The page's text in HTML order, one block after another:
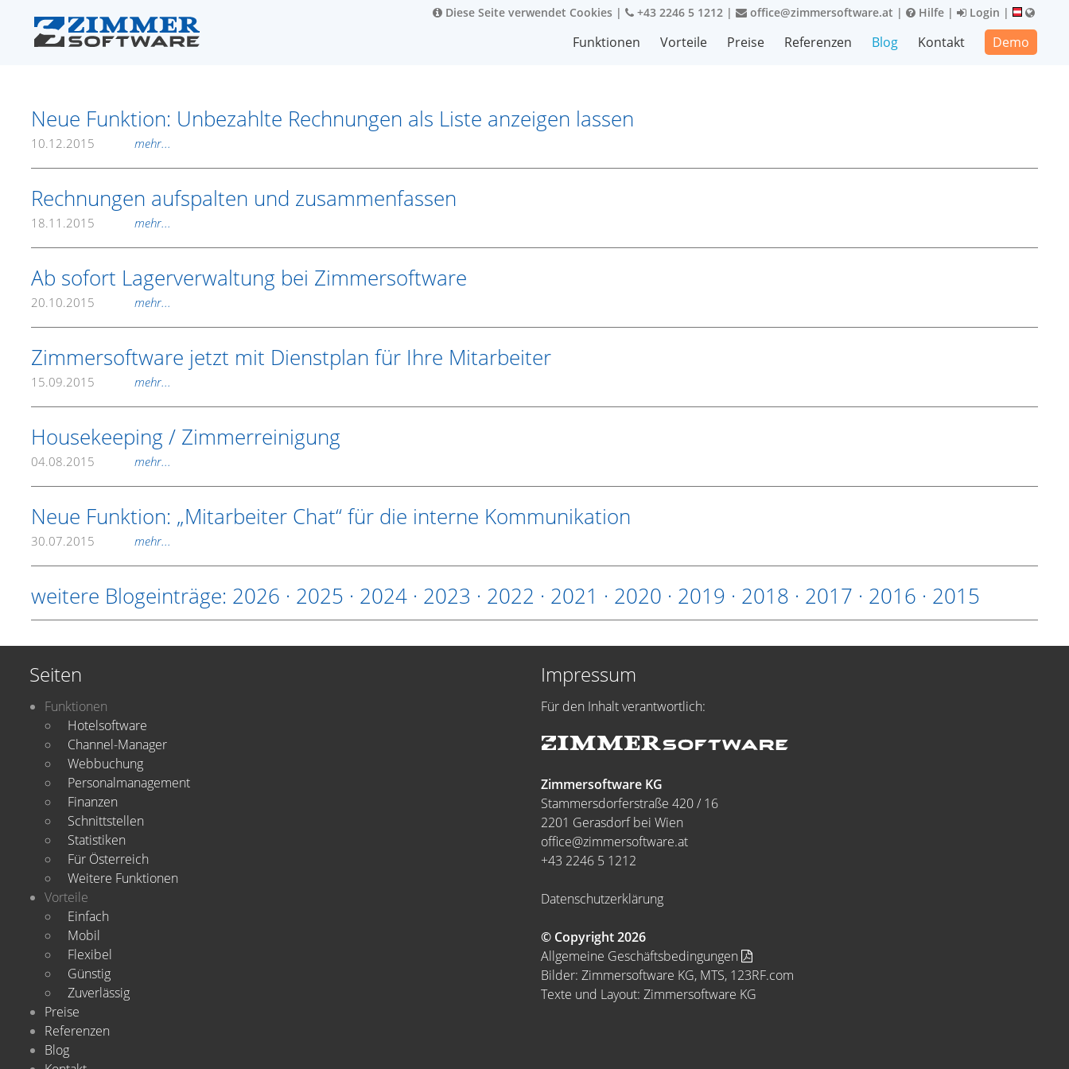
Diese Seite verwendet Cookies | +43 2246 5 1212 | office@zimmersoftware.at | Hilfe | Login |
Funktionen Vorteile Preise Referenzen Blog Kontakt Demo
Neue Funktion: Unbezahlte Rechnungen als Liste anzeigen lassen
10.12.2015 mehr...
Rechnungen aufspalten und zusammenfassen
18.11.2015 mehr...
Ab sofort Lagerverwaltung bei Zimmersoftware
20.10.2015 mehr...
Zimmersoftware jetzt mit Dienstplan für Ihre Mitarbeiter
15.09.2015 mehr...
Housekeeping / Zimmerreinigung
04.08.2015 mehr...
Neue Funktion: „Mitarbeiter Chat“ für die interne Kommunikation
30.07.2015 mehr...
weitere Blogeinträge: 2026 · 2025 · 2024 · 2023 · 2022 · 2021 · 2020 · 2019 · 2018 · 2017 · 2016 · 2015
Seiten
Funktionen
Hotelsoftware
Channel-Manager
Webbuchung
Personalmanagement
Finanzen
Schnittstellen
Statistiken
Für Österreich
Weitere Funktionen
Vorteile
Einfach
Mobil
Flexibel
Günstig
Zuverlässig
Preise
Referenzen
Blog
Impressum
Für den Inhalt verantwortlich:
Zimmersoftware KG
Stammersdorferstraße 420 / 16
2201 Gerasdorf bei Wien
office@zimmersoftware.at
+43 2246 5 1212
Datenschutzerklärung
© Copyright 2026
Allgemeine Geschäftsbedingungen
Bilder: Zimmersoftware KG, MTS, 123RF.com
Texte und Layout: Zimmersoftware KG